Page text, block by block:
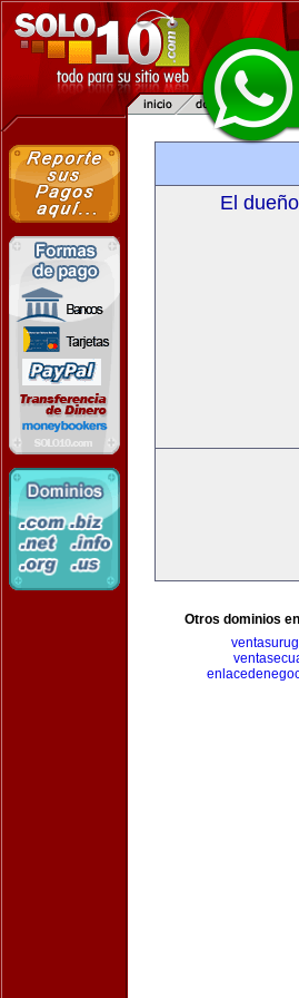
El
Otros dominios